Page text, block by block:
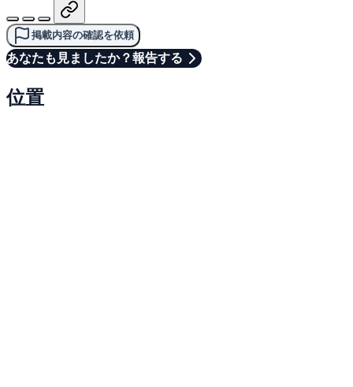
掲載内容の確認を依頼
あなたも見ましたか？報告する
位置